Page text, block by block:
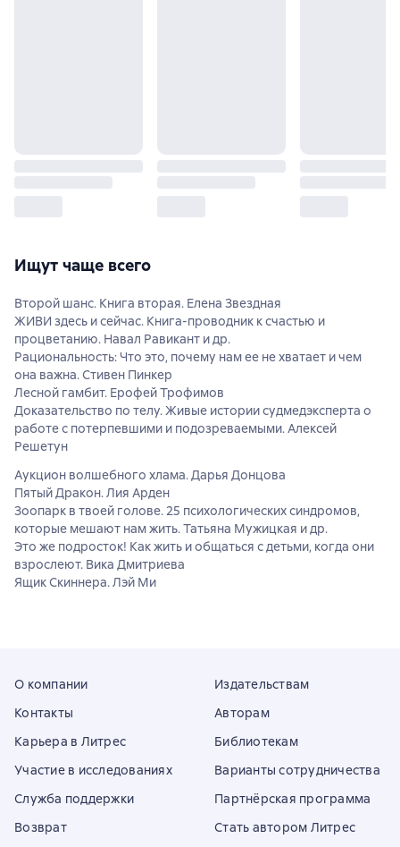
Ищут чаще всего
Второй шанс. Книга вторая. Елена Звездная
ЖИВИ здесь и сейчас. Книга-проводник к счастью и
процветанию. Навал Равикант и др.
Рациональность: Что это, почему нам ее не хватает и чем
она важна. Стивен Пинкер
Лесной гамбит. Ерофей Трофимов
Доказательство по телу. Живые истории судмедэксперта о
работе с потерпевшими и подозреваемыми. Алексей
Решетун
Аукцион волшебного хлама. Дарья Донцова
Пятый Дракон. Лия Арден
Зоопарк в твоей голове. 25 психологических синдромов,
которые мешают нам жить. Татьяна Мужицкая и др.
Это же подросток! Как жить и общаться с детьми, когда они
взрослеют. Вика Дмитриева
Ящик Скиннера. Лэй Ми
О компании
Контакты
Карьера в Литрес
Участие в исследованиях
Служба поддержки
Возврат
Издательствам
Авторам
Библиотекам
Варианты сотрудничества
Партнёрская программа
Стать автором Литрес